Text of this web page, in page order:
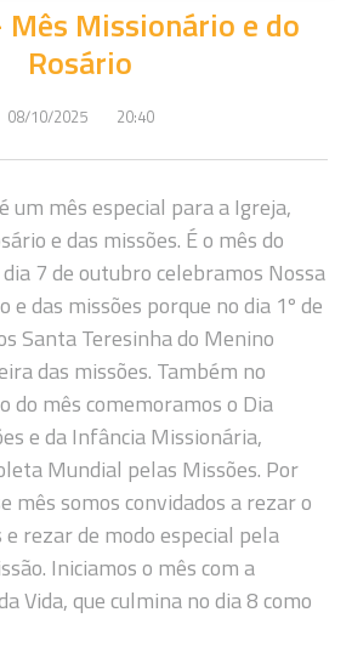
Missionário e do
Rosário
08/10/2025 20:40
um mês especial para a Igreja,
e das missões. É o mês do
7 de outubro celebramos Nossa
e das missões porque no dia 1º de
Santa Teresinha do Menino
das missões. Também no
do mês comemoramos o Dia
e da Infância Missionária,
Mundial pelas Missões. Por
mês somos convidados a rezar o
rezar de modo especial pela
Iniciamos o mês com a
Vida, que culmina no dia 8 como